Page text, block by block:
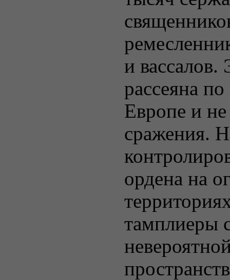
и вассалов.
рассеяна
Европе и не
сражения.
ордена на
тамплиеры